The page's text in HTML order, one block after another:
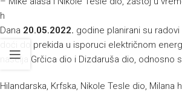
h
Dana 20.05.2022. godine planirani su radovi
doći do prekida u isporuci električnom
naselja Grčica dio i Dizdaruša dio, odnosno
Hilandarska, Krfska, Nikole Tesle dio, Milana